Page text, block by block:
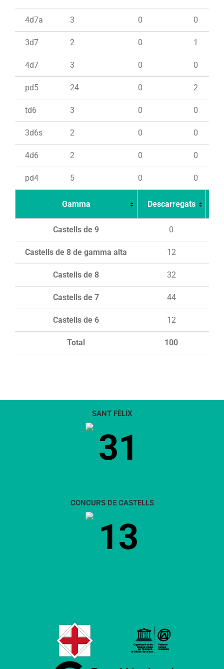
4d7a 3 0 0
3d7 2 0 1
4d7 3 0 0
pd5 24 0 2
td6 3 0 0
3d6s 2 0 0
4d6 2 0 0
pd4 5 0 0
Gamma Descarregats
Total 100
Castells de 9 0
Castells de 8 de gamma alta 12
Castells de 8 32
Castells de 7 44
Castells de 6 12
SANT FÈLIX
31
CONCURS DE CASTELLS
13